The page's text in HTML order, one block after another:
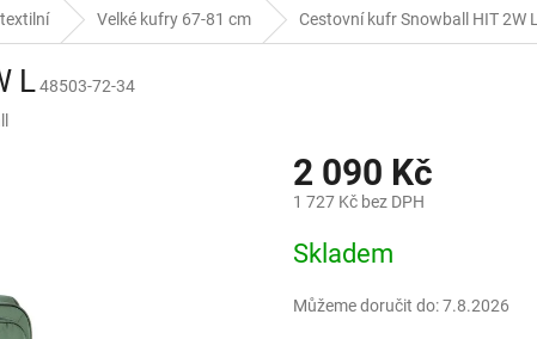
Velké kufry 67-81 cm Cestovní kufr Snowball HIT 2W L
L48503-72-34
2 090 Kč
1 727 Kč bez DPH
cena:
Skladem
Můžeme doručit do:7.8.2026